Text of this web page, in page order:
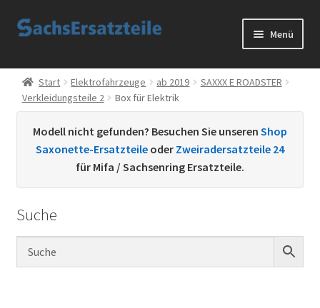
Zur
Zum
Menü
Start
AGB
Datenschutzerklärung
Kontakt
Sachs Ersatzteile
Start Elektrofahrzeuge ab 2019
SAXXX E ROADSTER
Verkleidungsteile 2
Box für Elektrik
Modell nicht gefunden? Besuchen Sie unseren Shop
Saxonette-Ersatzteile oder Zweiradersatzteile 24
für Mifa / Sachsenring Ersatzteile.
Suche